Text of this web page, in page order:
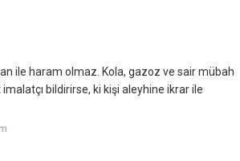
ile haram olmaz. Kola, gazoz ve sair mübah
bildirirse, ki kişi aleyhine ikrar ile